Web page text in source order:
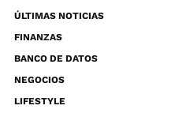
ÚLTIMAS NOTICIAS
FINANZAS
BANCO DE DATOS
NEGOCIOS
LIFESTYLE